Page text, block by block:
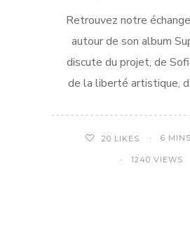
Retrouvez notre
autour de son album
discute du projet, de
de la liberté artistique,
20 LIKES 6
1240 VIEWS